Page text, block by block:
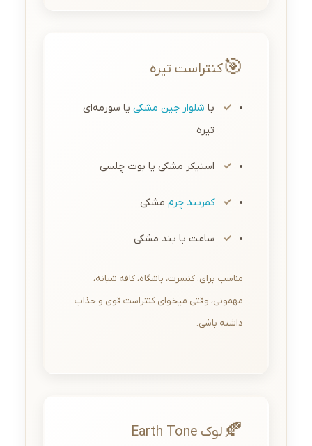
🎯کنتراست تیره
با شلوار جین مشکی یا سورمه‌ای
تیره
اسنیکر مشکی یا بوت چلسی
کمربند چرم مشکی
ساعت با بند مشکی
مناسب برای: کنسرت، باشگاه، کافه شبانه،
مهمونی، وقتی میخوای کنتراست قوی و جذاب
داشته باشی.
🍂لوک Earth Tone